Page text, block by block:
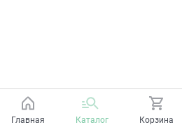
Главная Каталог Корзина